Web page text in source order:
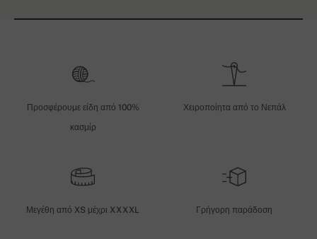
Προσφέρουμε είδη από 100%
κασμίρ
Χειροποίητα από το Νεπάλ
Μεγέθη από XS μέχρι XXXXL Γρήγορη παράδοση